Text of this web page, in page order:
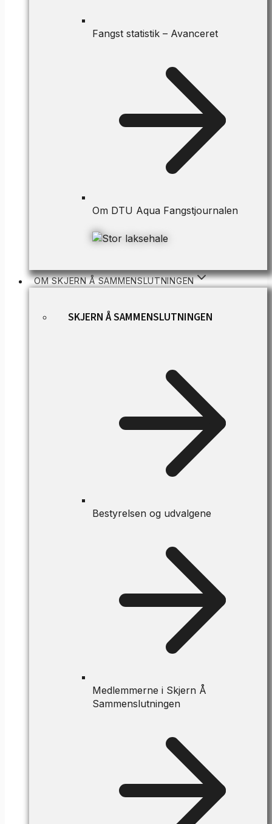
Fangst statistik – Avanceret
Om DTU Aqua Fangstjournalen
OM SKJERN Å SAMMENSLUTNINGEN
SKJERN Å SAMMENSLUTNINGEN
Bestyrelsen og udvalgene
Medlemmerne i Skjern Å
Sammenslutningen